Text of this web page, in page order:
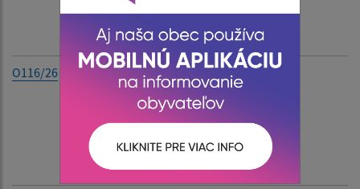
tive, s.r.o.
O116/26 Odberateľ:
Obec Turňa
nad
Bodvou
Lamitec,
spol s.r.o.
0.00 €